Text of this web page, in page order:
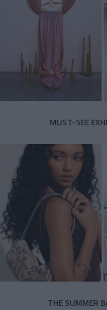
MUST-SEE
THE SUMMER